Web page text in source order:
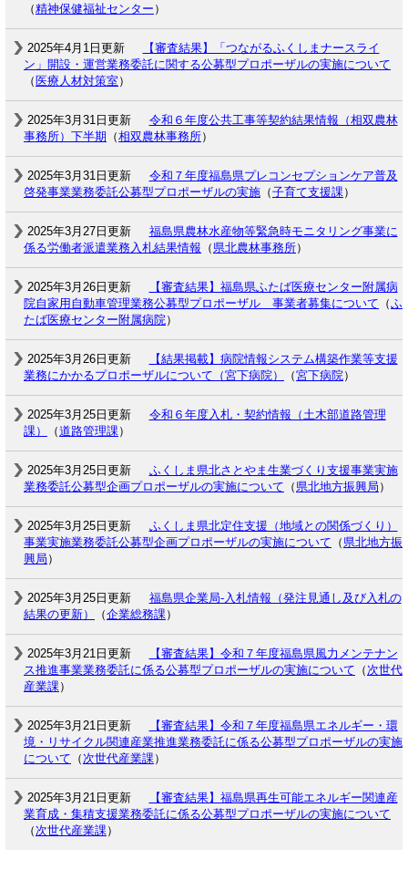
（精神保健福祉センター ）
2025年4月1日更新
【審査結果】「つながるふくしまナースライ
ン」開設・運営業務委託に関する公募型プロポーザルの実施について
（ 医療人材対策室 ）
2025年3月31日更新
令和６年度公共工事等契約結果情報（相双農林
事務所）下半期 （相双農林事務所）
2025年3月31日更新
令和７年度福島県プレコンセプションケア普及
啓発事業業務委託公募型プロポーザルの実施 （子育て支援課）
2025年3月27日更新
福島県農林水産物等緊急時モニタリング事業に
係る労働者派遣業務入札結果情報 （ 県北農林事務所）
2025年3月26日更新
【審査結果】福島県ふたば医療センター附属病
院自家用自動車管理業務公募型プロポーザル 事業者募集について （ふ
たば医療センター附属病院）
2025年3月26日更新
【結果掲載】病院情報システム構築作業等支援
業務にかかるプロポーザルについて（宮下病院）
（宮下病院）
2025年3月25日更新
令和６年度入札・契約情報（土木部道路管理
課）
（道路管理課）
2025年3月25日更新
ふくしま県北さとやま生業づくり支援事業実施
業務委託公募型企画プロポーザルの実施について （ 県北地方振興局 ）
2025年3月25日更新
ふくしま県北定住支援（地域との関係づくり）
事業実施業務委託公募型企画プロポーザルの実施について （ 県北地方振
興局 ）
2025年3月25日更新
福島県企業局-入札情報（発注見通し及び入札の
結果の更新）
（企業総務課）
2025年3月21日更新
【審査結果】令和７年度福島県風力メンテナン
ス推進事業業務委託に係る公募型プロポーザルの実施について （次世代
産業課）
2025年3月21日更新
【審査結果】令和７年度福島県エネルギー・環
境・リサイクル関連産業推進業務委託に係る公募型プロポーザルの実施
について （次世代産業課）
2025年3月21日更新
【審査結果】福島県再生可能エネルギー関連産
業育成・集積支援業務委託に係る公募型プロポーザルの実施について
（次世代産業課）